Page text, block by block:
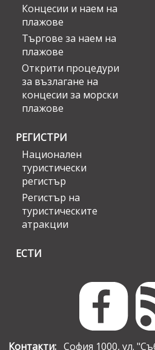
Концесии и наем на
плажове
Търгове за наем на
плажове
Открити процедури
за възлагане на
концесии за морски
плажове
РЕГИСТРИ
Национален
туристически
регистър
Регистър на
туристическите
атракции
ЕСТИ
Контакти:София 1000, ул.